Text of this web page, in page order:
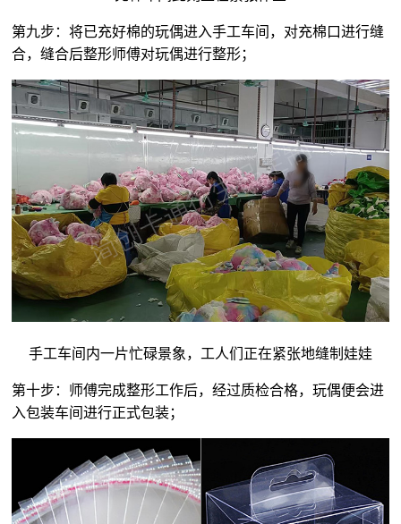
第九步：将已充好棉的玩偶进入手工车间，对充棉口进行缝
合，缝合后整形师傅对玩偶进行整形；
手工车间内一片忙碌景象，工人们正在紧张地缝制娃娃
第十步：师傅完成整形工作后，经过质检合格，玩偶便会进
入包装车间进行正式包装；